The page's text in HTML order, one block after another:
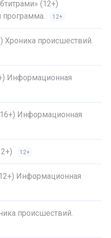
(12+)
12+
Хроника происшествий.
Информационная
Информационная
12+
Информационная
происшествий.